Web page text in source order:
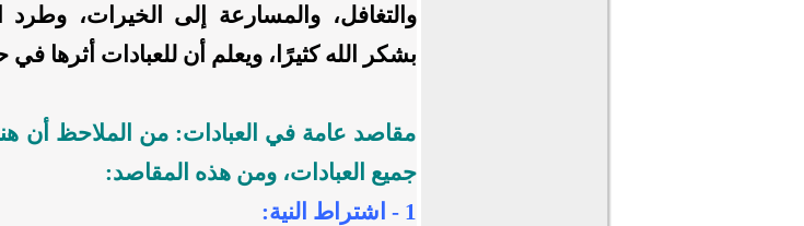
والتغافل، والمسارعة إلى الخيرات،
بشكر الله كثيرًا، ويعلم أن للعبادات أثرها في
مقاصد عامة في العبادات: من الملاحظ أن
جميع العبادات، ومن هذه المقاصد:
1 - اشتراط النية: